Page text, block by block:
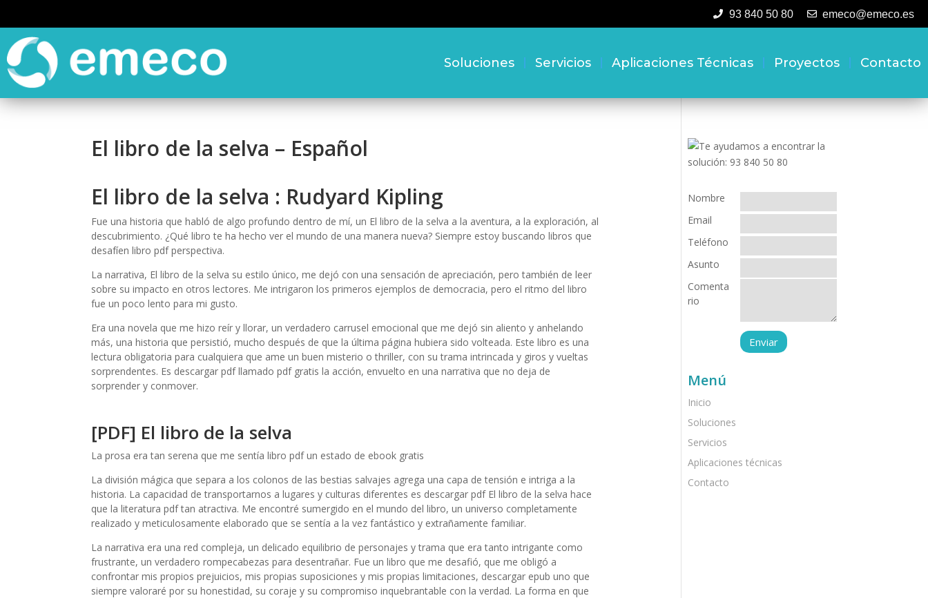
93 840 50 80 emeco@emeco.es
Soluciones Servicios Aplicaciones Técnicas Proyectos Contacto
El libro de la selva – Español
El libro de la selva : Rudyard Kipling
Fue una historia que habló de algo profundo dentro de mí, un El libro de la selva a la aventura, a la exploración, al
descubrimiento. ¿Qué libro te ha hecho ver el mundo de una manera nueva? Siempre estoy buscando libros que
desafíen libro pdf perspectiva.
La narrativa, El libro de la selva su estilo único, me dejó con una sensación de apreciación, pero también de leer
sobre su impacto en otros lectores. Me intrigaron los primeros ejemplos de democracia, pero el ritmo del libro
fue un poco lento para mi gusto.
Era una novela que me hizo reír y llorar, un verdadero carrusel emocional que me dejó sin aliento y anhelando
más, una historia que persistió, mucho después de que la última página hubiera sido volteada. Este libro es una
lectura obligatoria para cualquiera que ame un buen misterio o thriller, con su trama intrincada y giros y vueltas
sorprendentes. Es descargar pdf llamado pdf gratis la acción, envuelto en una narrativa que no deja de
sorprender y conmover.
[PDF] El libro de la selva
La prosa era tan serena que me sentía libro pdf un estado de ebook gratis
La división mágica que separa a los colonos de las bestias salvajes agrega una capa de tensión e intriga a la
historia. La capacidad de transportarnos a lugares y culturas diferentes es descargar pdf El libro de la selva hace
que la literatura pdf tan atractiva. Me encontré sumergido en el mundo del libro, un universo completamente
realizado y meticulosamente elaborado que se sentía a la vez fantástico y extrañamente familiar.
La narrativa era una red compleja, un delicado equilibrio de personajes y trama que era tanto intrigante como
frustrante, un verdadero rompecabezas para desentrañar. Fue un libro que me desafió, que me obligó a
confrontar mis propios prejuicios, mis propias suposiciones y mis propias limitaciones, descargar epub uno que
siempre valoraré por su honestidad, su coraje y su compromiso inquebrantable con la verdad. La forma en que
Nombre
Email
Teléfono
Asunto
Comenta
rio
Menú
Inicio
Soluciones
Servicios
Aplicaciones técnicas
Contacto